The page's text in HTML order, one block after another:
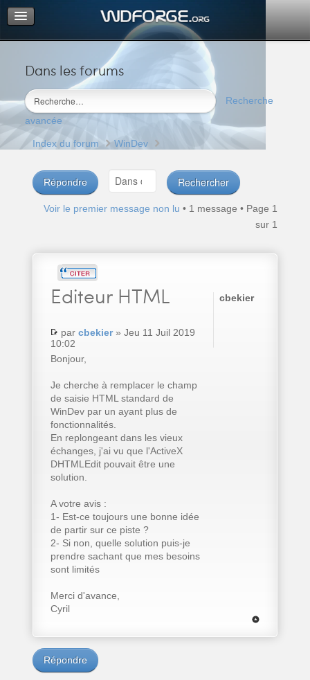
Dans les forums
Recherche
avancée
Portail
Index du forum
M’enregistrer
Connexion
Index du forum WinDev
Répondre
Voir le premier message non lu • 1 message • Page 1
sur 1
EditeurHTML
par cbekier» Jeu 11 Juil 2019
10:02
Bonjour,
Je cherche à remplacer le champ
de saisie HTML standard de
WinDev par un ayant plus de
fonctionnalités.
En replongeant dans les vieux
échanges, j'ai vu que l'ActiveX
DHTMLEdit pouvait être une
solution.
A votre avis :
1- Est-ce toujours une bonne idée
de partir sur ce piste ?
2- Si non, quelle solution puis-je
prendre sachant que mes besoins
sont limités
Merci d'avance,
Cyril
cbekier
Répondre